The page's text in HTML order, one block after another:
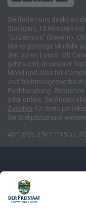
Sie finden uns direkt an
Stuttgart, 10 Minuten
"Sulzemoos" (Bayern).
kleine günstige Modelle
den puren Luxus. Ob
gebraucht, in unserer
Mobil und alles für
und Wohnwagenverkauf
Fachberatung. Besuchen
oder online. Sie finden
Zubehör für ihren
Sie Stellplätze und
48°16'55.3"N
Newsletter:
einen 5€